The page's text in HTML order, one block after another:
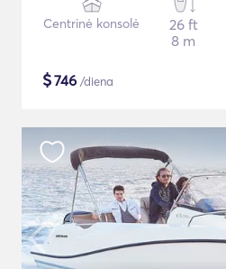
Centrinė konsolė
26 ft
8 m
$746 /diena